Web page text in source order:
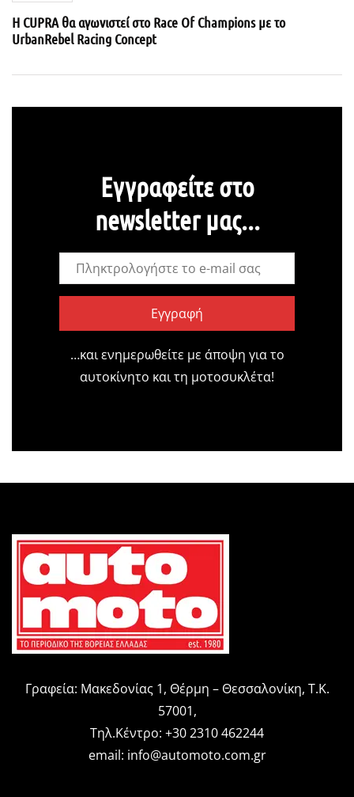
Η CUPRA θα αγωνιστεί στο Race Of Champions με το
UrbanRebel Racing Concept
Εγγραφείτε στο
newsletter μας...
Εγγραφή
…και ενημερωθείτε με άποψη για το
αυτοκίνητο και τη μοτοσυκλέτα!
Γραφεία: Μακεδονίας 1, Θέρμη – Θεσσαλονίκη, Τ.Κ.
57001,
Τηλ.Κέντρο: +30 2310 462244
email: info@automoto.com.gr